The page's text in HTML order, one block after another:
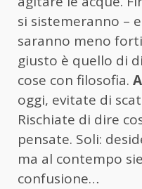
si sistemeranno –
saranno meno
giusto è quello di
cose con filosofia.
oggi, evitate di
Rischiate di dire
pensate. Soli:
ma al contempo
confusione…